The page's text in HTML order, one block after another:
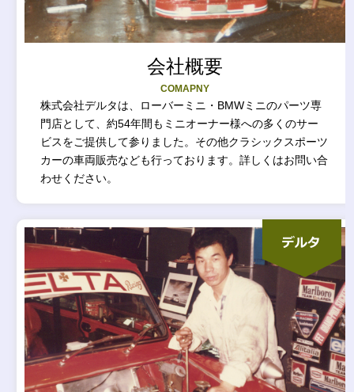
会社概要
COMAPNY
株式会社デルタは、ローバーミニ・BMWミニのパーツ専
門店として、約54年間もミニオーナー様への多くのサー
ビスをご提供して参りました。その他クラシックスポーツ
カーの車両販売なども行っております。詳しくはお問い合
わせください。